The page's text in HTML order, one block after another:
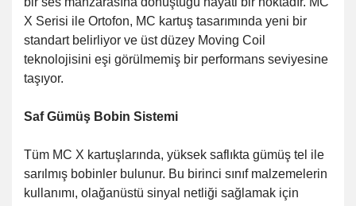
X Serisi ile Ortofon, MC kartuş tasarımında yeni bir
standart belirliyor ve üst düzey Moving Coil
teknolojisini eşi görülmemiş bir performans seviyesine
taşıyor.
Saf Gümüş Bobin Sistemi
Tüm MC X kartuşlarında, yüksek saflıkta gümüş tel ile
sarılmış bobinler bulunur. Bu birinci sınıf malzemelerin
kullanımı, olağanüstü sinyal netliği sağlamak için